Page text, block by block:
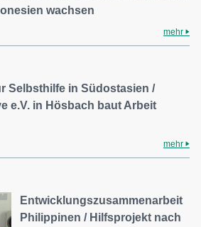
wachsen
mehr
Selbsthilfe in Südostasien /
e.V. in Hösbach baut Arbeit
mehr
Entwicklungszusammenarbeit
Philippinen / Hilfsprojekt nach